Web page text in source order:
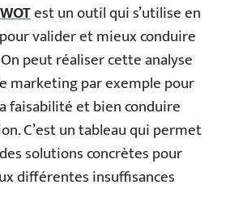
est un outil qui s’utilise en
valider et mieux conduire
peut réaliser cette analyse
marketing par exemple pour
faisabilité et bien conduire
C’est un tableau qui permet
solutions concrètes pour
différentes insuffisances